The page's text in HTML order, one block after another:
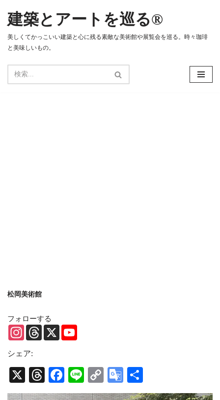
コ
ン
テ
建築とアートを巡る®
美しくてかっこいい建築と心に残る素敵な美術館や展覧会を巡る。時々珈琲
と美味しいもの。
松岡美術館
フォローする
InstagramThreadsX
シェア:
X Threads
Facebook
LineCopy
Link
Google
Translate
有